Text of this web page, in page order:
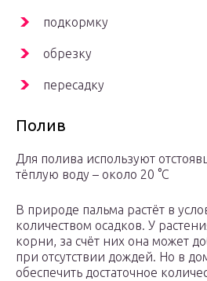
подкормку
обрезку
пересадку
Полив
Для полива используют
тёплую воду – около 20 °С
В природе пальма растёт в
количеством осадков. У
корни, за счёт них она может
при отсутствии дождей. Но в
обеспечить достаточное